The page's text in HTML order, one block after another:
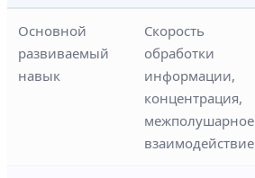
Основной
развиваемый
навык
Скорость
обработки
информации,
концентрация,
межполушарное
взаимодействие